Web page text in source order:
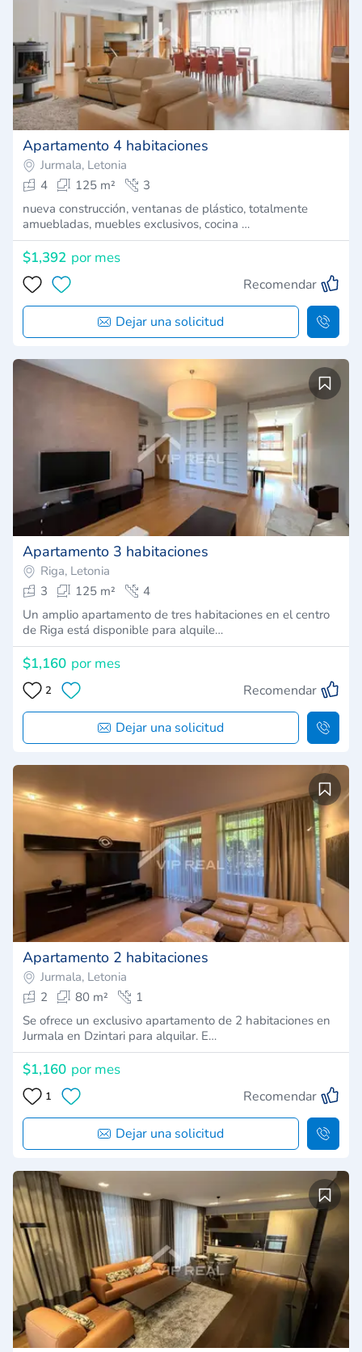
Apartamento 4 habitaciones
Jurmala, Letonia
4
125 m²
3
nueva construcción, ventanas de plástico, totalmente
amuebladas, muebles exclusivos, cocina …
$1,392 por mes
Recomendar
Dejar una solicitud
Apartamento 3 habitaciones
Riga, Letonia
3
125 m²
4
Un amplio apartamento de tres habitaciones en el centro
de Riga está disponible para alquile…
$1,160 por mes
2 Recomendar
Dejar una solicitud
Apartamento 2 habitaciones
Jurmala, Letonia
2
80 m²
1
Se ofrece un exclusivo apartamento de 2 habitaciones en
Jurmala en Dzintari para alquilar. E…
$1,160 por mes
1 Recomendar
Dejar una solicitud